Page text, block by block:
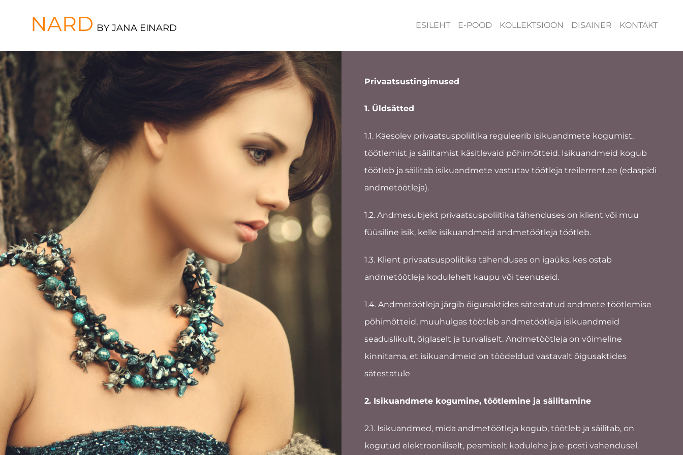
NARD BY JANA EINARD ESILEHT E-POOD KOLLEKTSIOON DISAINER KONTAKT
Privaatsustingimused
1. Üldsätted
1.1. Käesolev privaatsuspoliitika reguleerib isikuandmete kogumist,
töötlemist ja säilitamist käsitlevaid põhimõtteid. Isikuandmeid kogub
töötleb ja säilitab isikuandmete vastutav töötleja treilerrent.ee (edaspidi
andmetöötleja).
1.2. Andmesubjekt privaatsuspoliitika tähenduses on klient või muu
füüsiline isik, kelle isikuandmeid andmetöötleja töötleb.
1.3. Klient privaatsuspoliitika tähenduses on igaüks, kes ostab
andmetöötleja kodulehelt kaupu või teenuseid.
1.4. Andmetöötleja järgib õigusaktides sätestatud andmete töötlemise
põhimõtteid, muuhulgas töötleb andmetöötleja isikuandmeid
seaduslikult, õiglaselt ja turvaliselt. Andmetöötleja on võimeline
kinnitama, et isikuandmeid on töödeldud vastavalt õigusaktides
sätestatule
2. Isikuandmete kogumine, töötlemine ja säilitamine
2.1. Isikuandmed, mida andmetöötleja kogub, töötleb ja säilitab, on
kogutud elektrooniliselt, peamiselt kodulehe ja e-posti vahendusel.